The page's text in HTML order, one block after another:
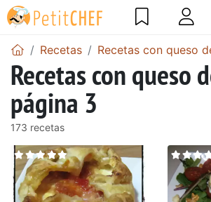
Recetas Recetas con queso
Recetas con queso
página 3
173 recetas